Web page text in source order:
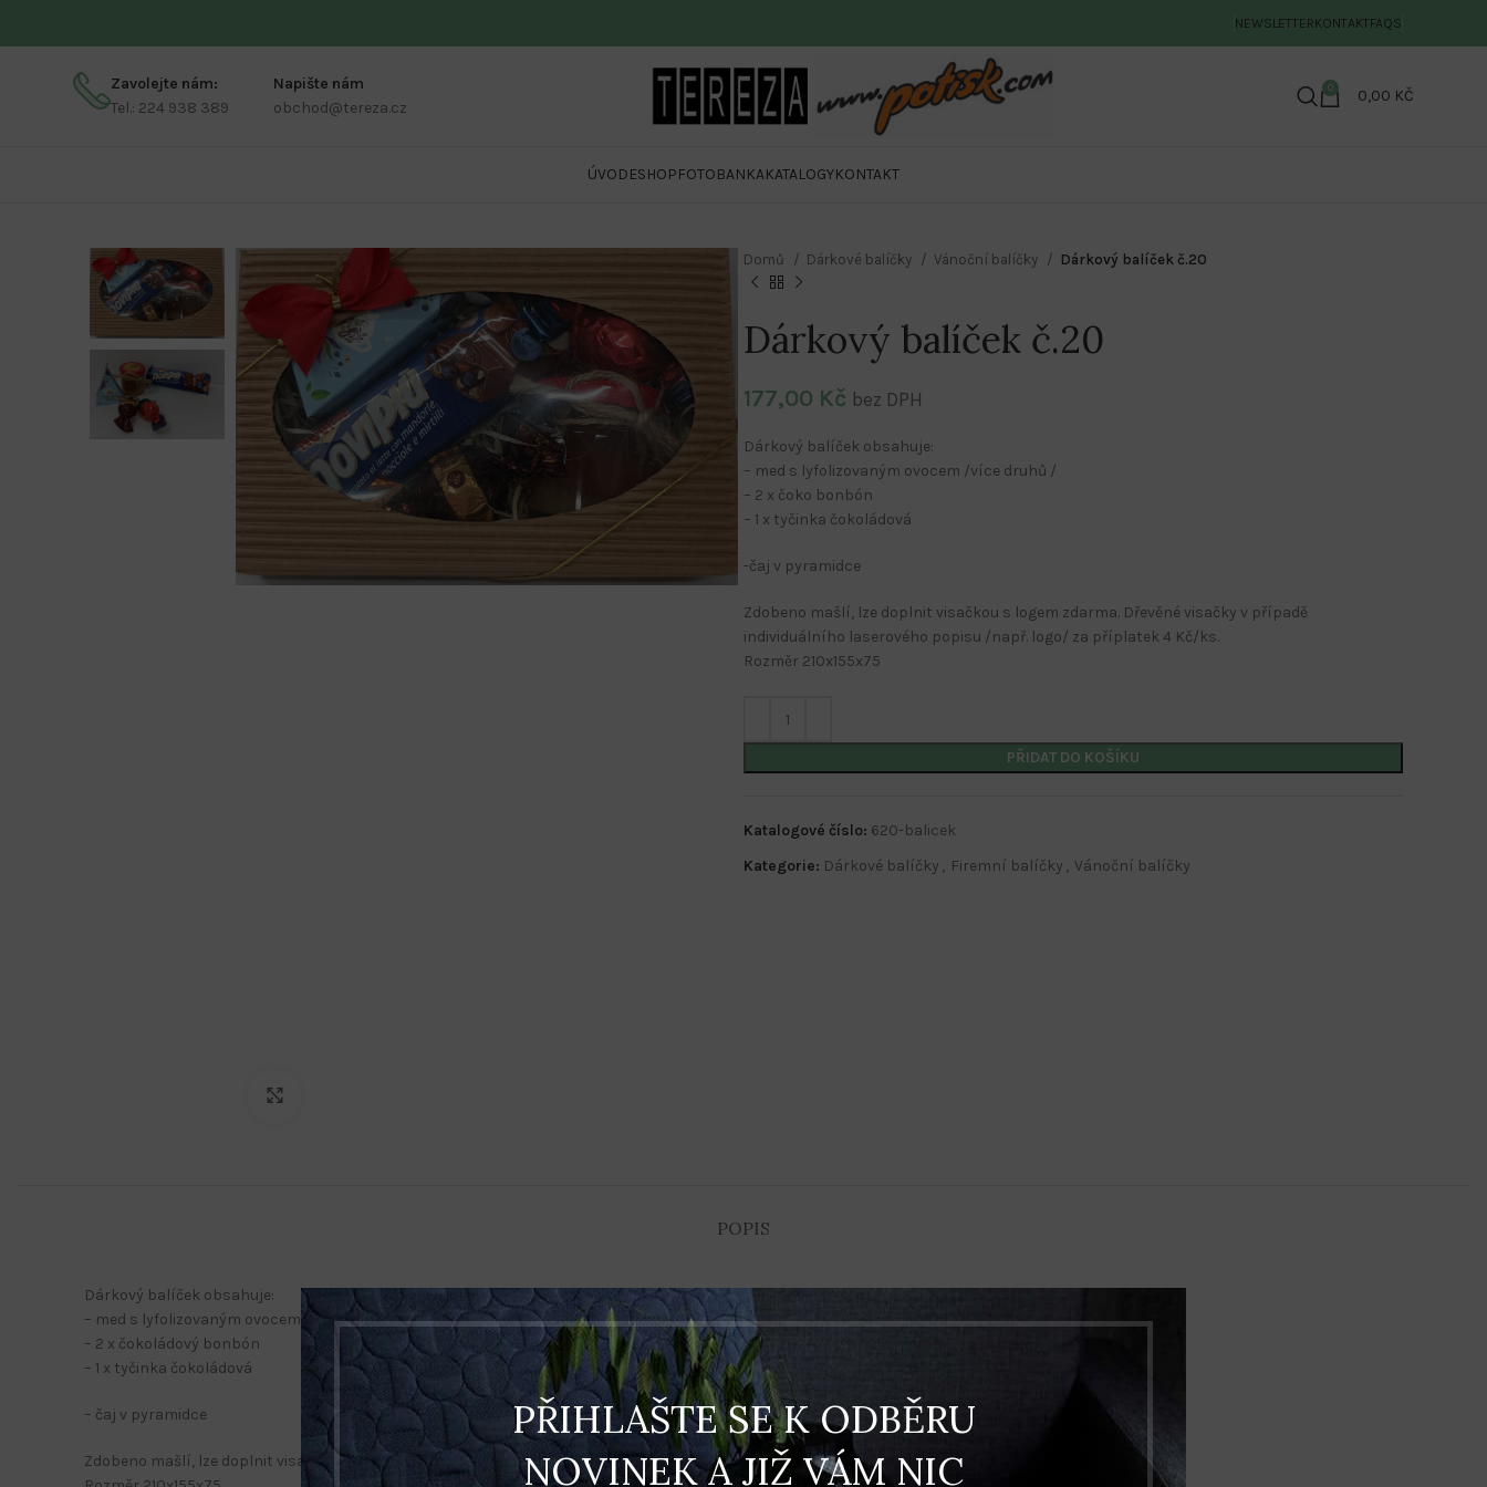
PŘIHLAŠTE SE K ODBĚRU
NOVINEK A JIŽ VÁM NIC
NEWSLETTERKONTAKTFAQS
Zavolejte nám:
Tel.: 224 938 389
Napište nám
obchod@tereza.cz
0 0,00 KČ
ÚVODESHOP
Kalendáře s potiskem
FOTOBANKAKATALOGYKONTAKT
Kalendáře s firemním potiskem
Domů Dárkové balíčky Vánoční balíčky Dárkový balíček č.20
Dárkový balíček č.20
177,00 Kč bez DPH
Dárkový balíček obsahuje:
– med s lyfolizovaným ovocem /více druhů /
– 2 x čoko bonbón
– 1 x tyčinka čokoládová
-čaj v pyramidce
Zdobeno mašlí, lze doplnit visačkou s logem zdarma. Dřevěné visačky v případě
individuálního laserového popisu /např. logo/ za příplatek 4 Kč/ks.
Rozměr 210x155x75
PŘIDAT DO KOŠÍKU
Katalogové číslo: 620-balicek
Kategorie: Dárkové balíčky , Firemní balíčky , Vánoční balíčky
POPIS
Dárkový balíček obsahuje:
– med s lyfolizovaným ovocem /více druhů /
– 2 x čokoládový bonbón
– 1 x tyčinka čokoládová
– čaj v pyramidce
Zdobeno mašlí, lze doplnit visačkou s logem zdarma. Dřevěné visačky v případě individuálního laserového popisu /např. logo/ za příplatek 4 Kč/ks.